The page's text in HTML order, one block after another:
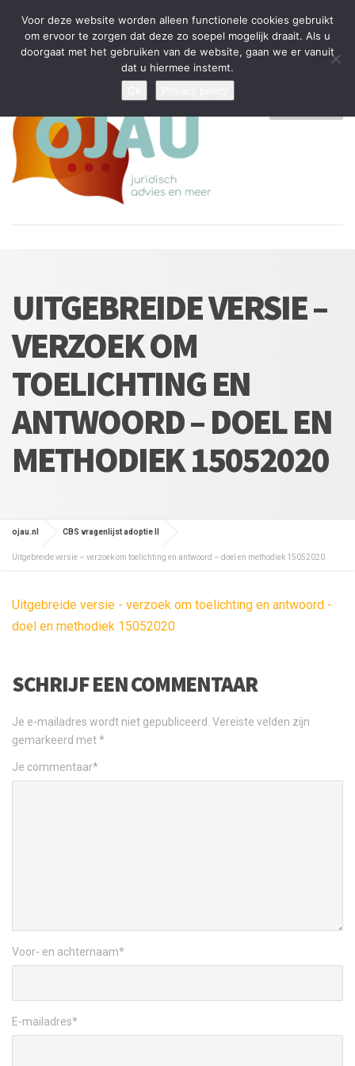
Tijdelijke stop: wegens drukte kan ik beperkt nieuwe zaken aannemen
en vragen beantwoorden
Algemene Voorwaarden
Disclaimer Privacybeleid
UITGEBREIDE VERSIE –
VERZOEK OM
TOELICHTING EN
ANTWOORD – DOEL EN
METHODIEK 15052020
ojau.nl CBS vragenlijst adoptie II
Uitgebreide versie – verzoek om toelichting en antwoord – doel en methodiek 15052020
Uitgebreide versie - verzoek om toelichting en antwoord -
doel en methodiek 15052020
SCHRIJF EEN COMMENTAAR
Je e-mailadres wordt niet gepubliceerd. Vereiste velden zijn
gemarkeerd met*
Je commentaar*
Voor- en achternaam*
E-mailadres*
Voor deze website worden alleen functionele cookies gebruikt
om ervoor te zorgen dat deze zo soepel mogelijk draait. Als u
doorgaat met het gebruiken van de website, gaan we er vanuit
dat u hiermee instemt.